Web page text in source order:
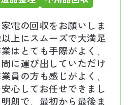
電の回収をお願いしま
上にスムーズで大満足
はとても手際がよく、
に運び出していただけ
員の方も感じがよく、
心してお任せできまし
朗で、最初から最後ま